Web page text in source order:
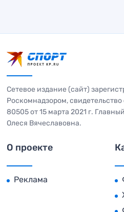
Сетевое издание (сайт)
Роскомнадзором,
80505 от 15 марта 2021 г.
Олеся Вячеславовна.
О проекте
Реклама